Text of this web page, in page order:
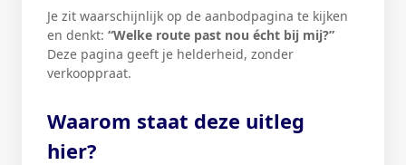
Je zit waarschijnlijk op de aanbodpagina te kijken
en denkt: “Welke route past nou écht bij mij?”
Deze pagina geeft je helderheid, zonder
verkooppraat.
Waarom staat deze uitleg
hier?